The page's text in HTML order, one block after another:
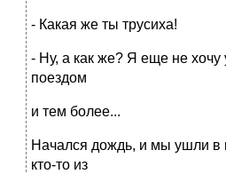
- Какая же ты трусиха!
- Ну, а как же? Я еще не
поездом
и тем более...
Начался дождь, и мы ушли
кто-то из